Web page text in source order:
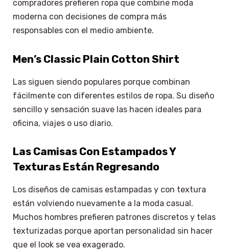
compradores prefieren ropa que combine moda
moderna con decisiones de compra más
responsables con el medio ambiente.
Men’s Classic Plain Cotton Shirt
Las siguen siendo populares porque combinan
fácilmente con diferentes estilos de ropa. Su diseño
sencillo y sensación suave las hacen ideales para
oficina, viajes o uso diario.
Las Camisas Con Estampados Y
Texturas Están Regresando
Los diseños de camisas estampadas y con textura
están volviendo nuevamente a la moda casual.
Muchos hombres prefieren patrones discretos y telas
texturizadas porque aportan personalidad sin hacer
que el look se vea exagerado.